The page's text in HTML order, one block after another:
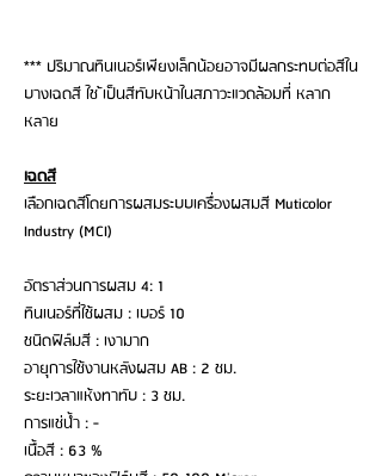
*** ปริมาณทินเนอร์เพียงเล็กน้อยอาจมีผลกระทบต่อสีใน
บางเฉดสี ใช ้เป็นสีทับหน้าในสภาวะแวดล้อมที่ หลาก
หลาย
เฉดสี
เลือกเฉดสีโดยการผสมระบบเครื่องผสมสี Muticolor
Industry (MCI)
อัตราส่วนการผสม 4: 1
ทินเนอร์ที่ใช้ผสม : เบอร์ 10
ชนิดฟิล์มสี : เงามาก
อายุการใช้งานหลังผสม AB : 2 ชม.
ระยะเวลาแห้งทาทับ : 3 ชม.
การแช่น้ำ : -
เนื้อสี : 63 %